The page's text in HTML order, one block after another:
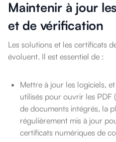
Maintenir à jour
et de vérification
Les solutions et les certificats
évoluent. Il est essentiel de :
Mettre à jour les logiciels,
utilisés pour ouvrir les PDF
de documents intégrés, la
régulièrement mis à jour
certificats numériques de